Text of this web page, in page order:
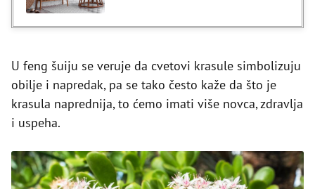
U feng šuiju se veruje da cvetovi krasule simbolizuju
obilje i napredak, pa se tako često kaže da što je
krasula naprednija, to ćemo imati više novca, zdravlja
i uspeha.